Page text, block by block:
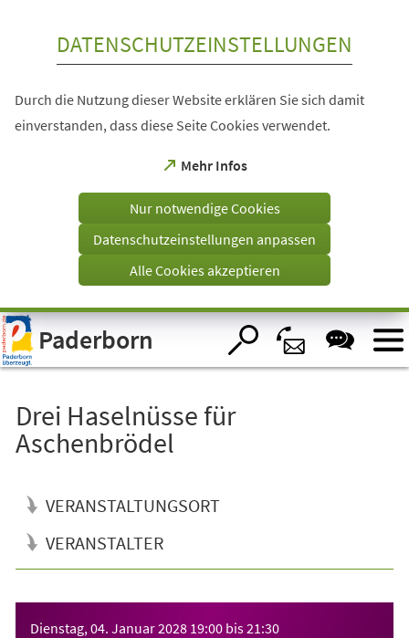
Visuelle
Assistenzsoftware
öffnen.
DATENSCHUTZEINSTELLUNGEN
Durch die Nutzung dieser Website erklären Sie sich damit
einverstanden, dass diese Seite Cookies verwendet.
Mehr Infos
(Öffnet
einem
Tab)
Nur notwendige Cookies
Datenschutzeinstellungen anpassen
Alle Cookies akzeptieren
Paderborn
Drei Haselnüsse für
Aschenbrödel
VERANSTALTUNGSORT
VERANSTALTER
Dienstag, 04. Januar 2028 19:00 bis21:30